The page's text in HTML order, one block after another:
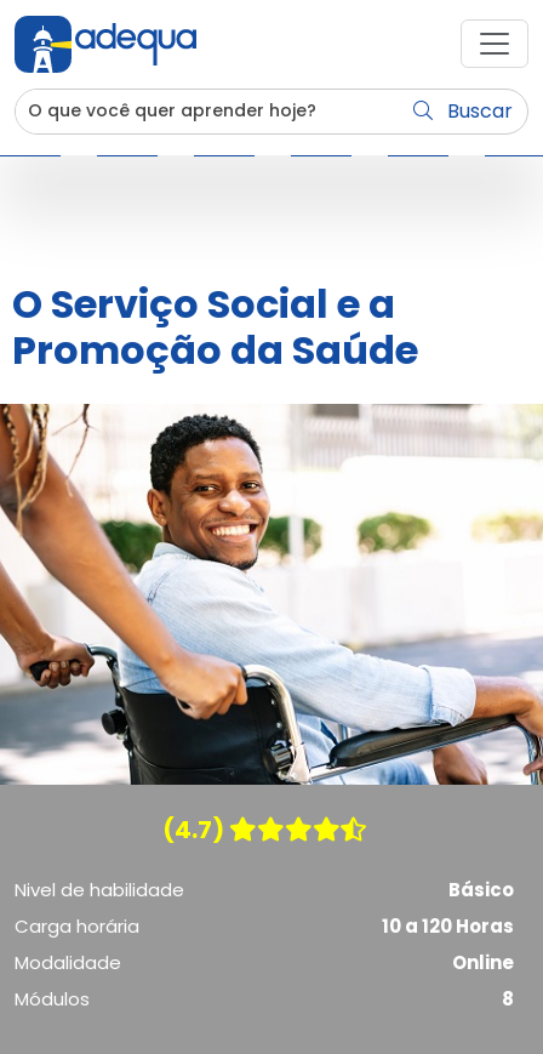
Buscar
O Serviço Social e a
Promoção da Saúde
(4.7)
Nivel de habilidade
Básico
Carga horária
10 a 120 Horas
Modalidade
Online
Módulos
8